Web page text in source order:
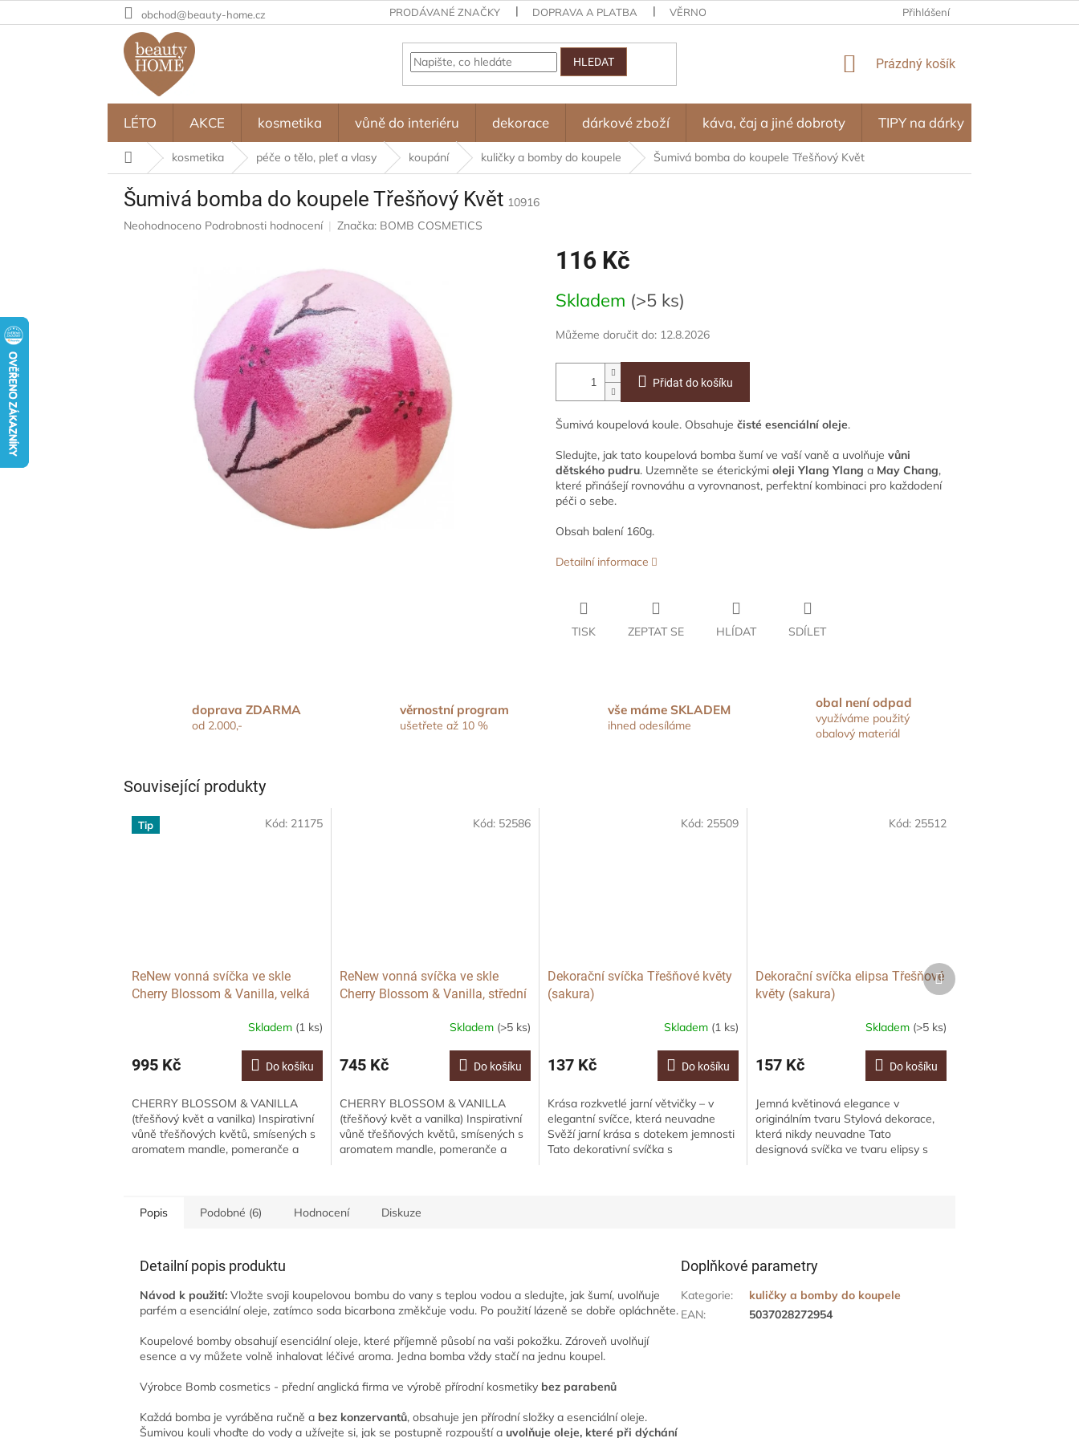
na
obchod@beauty-home.cz PRODÁVANÉ ZNAČKY DOPRAVA A PLATBA VĚRNOSTNÍ PROGRAM – ODMĚNY ZA NÁKUPY OBCHODNÍ PODMÍNKY
Přihlášení
HLEDAT
NÁKUPNÍ
Prázdný košík
LÉTO AKCE kosmetika vůně do interiéru dekorace dárkové zboží káva, čaj a jiné dobroty TIPY na dárky
Domů kosmetika péče o tělo, pleť a vlasy koupání kuličky a bomby do koupele Šumivá bomba do koupele Třešňový Květ
Šumivá bomba do koupele Třešňový Květ 10916
Průměrné
Neohodnoceno Podrobnosti hodnocení Značka: BOMB COSMETICS
116 Kč
cena:
Skladem (>5 ks)
Můžeme doručit do: 12.8.2026
Přidat do košíku
Šumivá koupelová koule. Obsahuje čisté esenciální oleje.
Sledujte, jak tato koupelová bomba šumí ve vaší vaně a uvolňuje vůni
dětského pudru. Uzemněte se éterickými oleji Ylang Ylang a May Chang,
které přinášejí rovnováhu a vyrovnanost, perfektní kombinaci pro každodení
péči o sebe.
Obsah balení 160g.
Detailní informace
TISK ZEPTAT SE HLÍDAT SDÍLET
doprava ZDARMA
od 2.000,-
věrnostní program
ušetřete až 10 %
vše máme SKLADEM
ihned odesíláme
obal není odpad
využíváme použitý
obalový materiál
Související produkty
Tip
ReNew vonná svíčka ve skle
Cherry Blossom & Vanilla, velká
Skladem (1 ks)
995 Kč Do košíku
CHERRY BLOSSOM & VANILLA
(třešňový květ a vanilka) Inspirativní
vůně třešňových květů, smísených s
aromatem mandle, pomeranče a
Kód: 21175
ReNew vonná svíčka ve skle
Cherry Blossom & Vanilla, střední
Skladem (>5 ks)
745 Kč Do košíku
CHERRY BLOSSOM & VANILLA
(třešňový květ a vanilka) Inspirativní
vůně třešňových květů, smísených s
aromatem mandle, pomeranče a
Kód: 52586
Dekorační svíčka Třešňové květy
(sakura)
Skladem (1 ks)
137 Kč Do košíku
Krása rozkvetlé jarní větvičky – v
elegantní svíčce, která neuvadne
Svěží jarní krása s dotekem jemnosti
Tato dekorativní svíčka s
Kód: 25509
Dekorační svíčka elipsa Třešňové
květy (sakura)
Skladem (>5 ks)
157 Kč Do košíku
Jemná květinová elegance v
originálním tvaru Stylová dekorace,
která nikdy neuvadne Tato
designová svíčka ve tvaru elipsy s
Kód: 25512
Další
produkt
Popis Podobné (6) Hodnocení Diskuze
Detailní popis produktu
Návod k použití: Vložte svoji koupelovou bombu do vany s teplou vodou a sledujte, jak šumí, uvolňuje
parfém a esenciální oleje, zatímco soda bicarbona změkčuje vodu. Po použití lázeně se dobře opláchněte.
Koupelové bomby obsahují esenciální oleje, které příjemně působí na vaši pokožku. Zároveň uvolňují
esence a vy můžete volně inhalovat léčivé aroma. Jedna bomba vždy stačí na jednu koupel.
Výrobce Bomb cosmetics - přední anglická firma ve výrobě přírodní kosmetiky bez parabenů
Každá bomba je vyráběna ručně a bez konzervantů, obsahuje jen přírodní složky a esenciální oleje.
Šumivou kouli vhoďte do vody a užívejte si, jak se postupně rozpouští a uvolňuje oleje, které při dýchání
Doplňkové parametry
Kategorie:
kuličky a bomby do koupele
EAN: 5037028272954